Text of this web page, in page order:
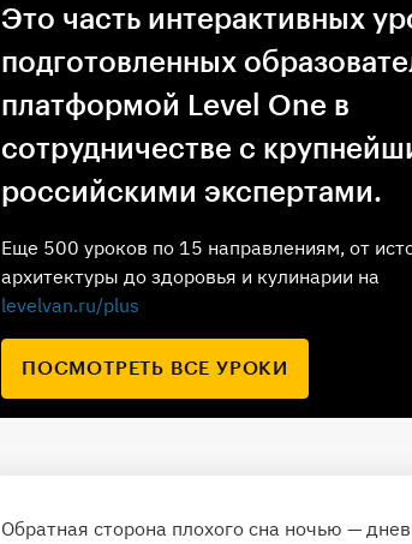
Это часть интерактивных
подготовленных
платформой Level One в
сотрудничестве с
российскими экспертами.
Еще 500 уроков по 15 направлениям, от
архитектуры до здоровья и кулинарии на
levelvan.ru/plus
ПОСМОТРЕТЬ ВСЕ УРОКИ
Обратная сторона плохого сна ночью —